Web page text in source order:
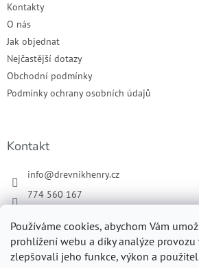
Používáme cookies, abychom Vám
prohlížení webu a díky analýze
zlepšovali jeho funkce, výkon a
Kontakty
O nás
Jak objednat
Nejčastější dotazy
Obchodní podmínky
Podmínky ochrany osobních údajů
Kontakt
info@drevnikhenry.cz
774 560 167